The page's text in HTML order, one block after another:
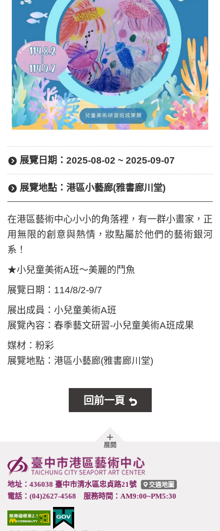
展覽日期： 2025-08-02 ~ 2025-09-07
展覽地點： 港區小藝廊(雅書廊川堂)
在港區藝術中心小小的角落裡，有一群小畫家，正
用無限的創意與熱情，妝點屬於他們的藝術銀河
系！
★小兒童美術A班～美麗的鬥魚
展覽日期：114/8/2-9/7
展出成員：小兒童美術A班
展覽內容：春季藝文研習-小兒童美術A班成果
媒材：粉彩
展覽地點：港區小藝廊(雅書廊川堂)
回前一頁
展開胖
尾
地址：436038 臺中市清水區忠貞路21號 交通地圖
電話：(04)2627-4568 服務時間：AM9:00~PM5:30